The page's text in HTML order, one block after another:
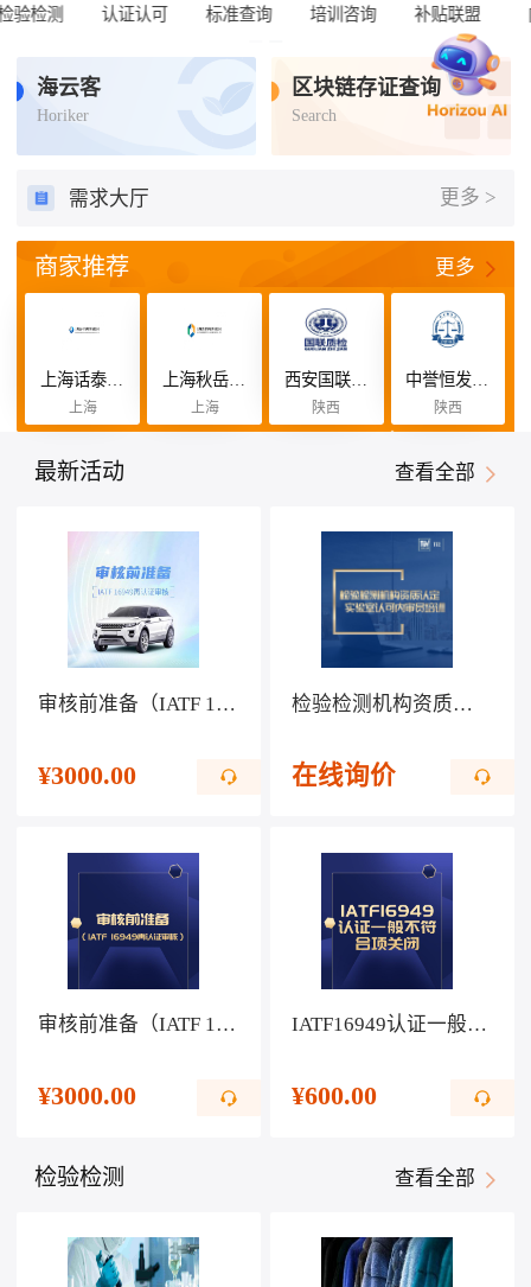
盟 内容资讯
海云客
Horiker
区块链存证查询
Search
需求大厅 更多 >
商家推荐 更多
上海话泰恒咨询管理有限公司
上海
上海秋岳缘咨询管理有限公司
上海
西安国联质量检测技术股份有限公司
陕西
中誉恒发认证有限公司
陕西
最新活动 查看全部
审核前准备（IATF 16949再认证审核）
¥3000.00
检验检测机构资质认定、实验室认可内审员培训
在线询价
审核前准备（IATF 16949再认证审核）
¥3000.00
IATF16949认证一般不符合项关闭
¥600.00
检验检测 查看全部